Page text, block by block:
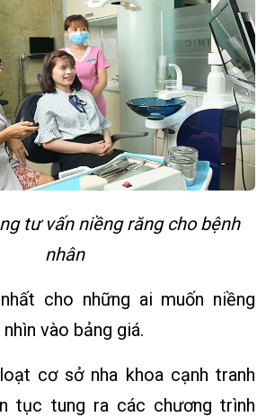
tư vấn niềng răng cho bệnh
nhân
cho những ai muốn niềng
vào bảng giá.
cơ sở nha khoa cạnh tranh
tục tung ra các chương trình